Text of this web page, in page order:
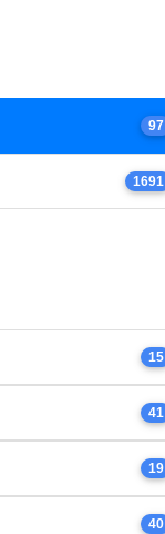
97
1691
15
41
19
40